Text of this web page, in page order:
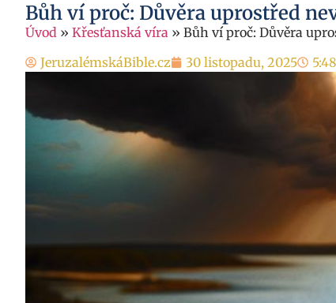
Bůh ví proč: Důvěra uprostřed
Úvod » Křesťanská víra » Bůh ví proč: Důvěra
JeruzalémskáBible.cz
30 listopadu, 2025